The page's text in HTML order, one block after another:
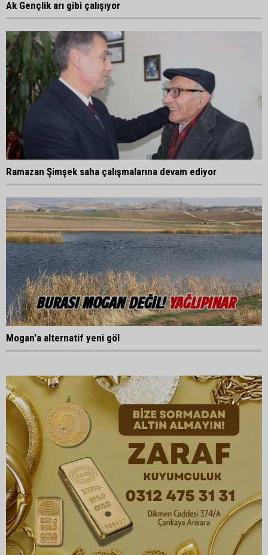
Ak Gençlik arı gibi çalışıyor
Ramazan Şimşek saha çalışmalarına devam ediyor
Mogan'a alternatif yeni göl